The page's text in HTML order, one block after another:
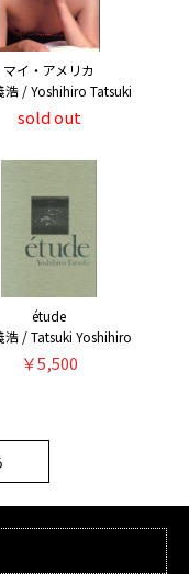
マイ・アメリカ
浩 / Yoshihiro Tatsuki
sold out
étude
浩 / Tatsuki Yoshihiro
￥5,500